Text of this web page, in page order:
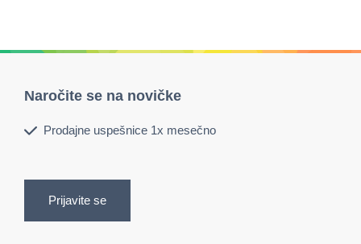
Naročite se na novičke
Prodajne uspešnice 1x mesečno
Prijavite se